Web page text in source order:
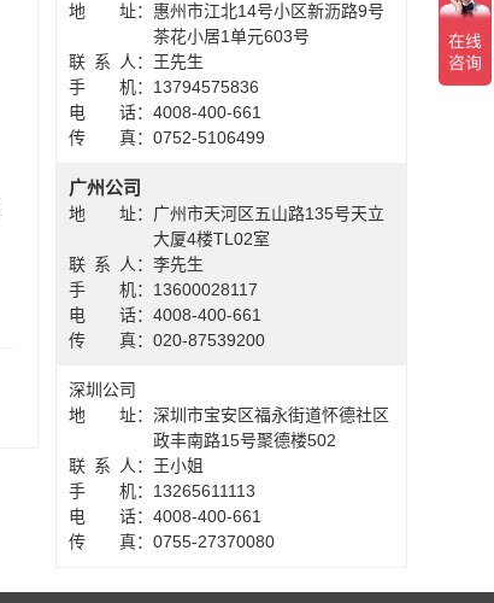
地址： 惠州市江北14号小区新沥路9号
茶花小居1单元603号
联系人 ： 王先生
手机： 13794575836
电话： 4008-400-661
传真： 0752-5106499
广州公司
地址： 广州市天河区五山路135号天立
大厦4楼TL02室
联系人 ： 李先生
手机： 13600028117
电话： 4008-400-661
传真： 020-87539200
深圳公司
地址： 深圳市宝安区福永街道怀德社区
政丰南路15号聚德楼502
联系人 ： 王小姐
手机： 13265611113
电话： 4008-400-661
传真： 0755-27370080